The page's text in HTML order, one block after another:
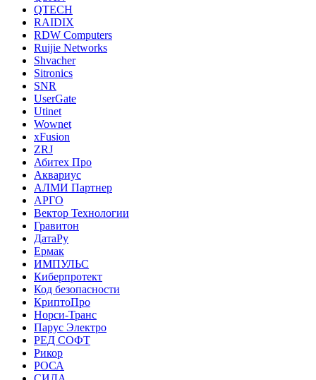
QTECH
RAIDIX
RDW Computers
Ruijie Networks
Shvacher
Sitronics
SNR
UserGate
Utinet
Wownet
xFusion
ZRJ
Абитех Про
Аквариус
АЛМИ Партнер
АРГО
Вектор Технологии
Гравитон
ДатаРу
Ермак
ИМПУЛЬС
Киберпротект
Код безопасности
КриптоПро
Норси-Транс
Парус Электро
РЕД СОФТ
Рикор
РОСА